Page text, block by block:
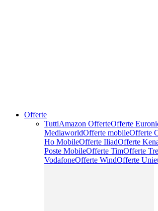
Offerte
TuttiAmazon OfferteOfferte
MediaworldOfferte mobileOfferte
Ho MobileOfferte IliadOfferte
Poste MobileOfferte TimOfferte Tre
VodafoneOfferte WindOfferte